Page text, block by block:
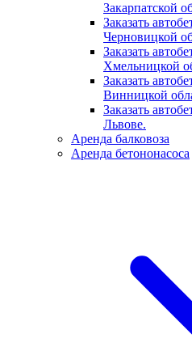
Закарпатской
Заказать
Черновицкой
Заказать
Хмельницкой
Заказать
Винницкой
Заказать
Львове.
Аренда балковоза
Аренда бетононасоса